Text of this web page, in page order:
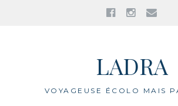
Facebook
LADRA
VOYAGEUSE ÉCOLO MAIS